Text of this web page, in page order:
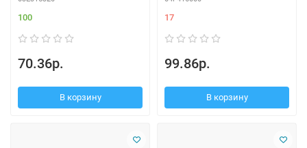
100
70.36р.
В корзину
17
99.86р.
В корзину